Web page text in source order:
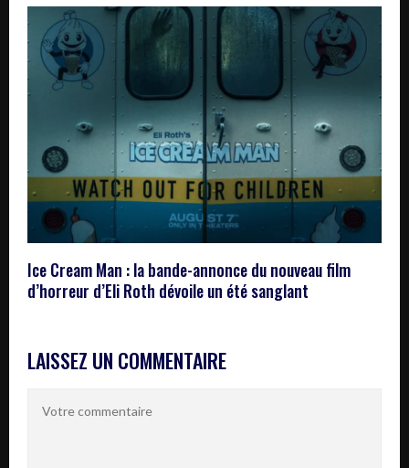
Ice Cream Man : la bande-annonce du nouveau film
d’horreur d’Eli Roth dévoile un été sanglant
LAISSEZ UN COMMENTAIRE